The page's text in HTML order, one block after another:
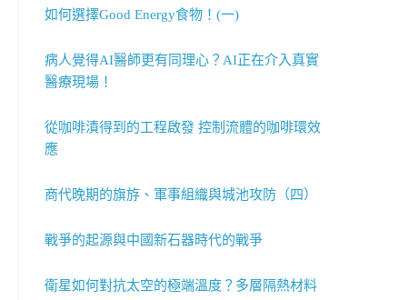
如何選擇Good Energy食物！(一)
病人覺得AI醫師更有同理心？AI正在介入真實
醫療現場！
從咖啡漬得到的工程啟發 控制流體的咖啡環效
應
商代晚期的旗斿、軍事組織與城池攻防（四）
戰爭的起源與中國新石器時代的戰爭
衛星如何對抗太空的極端溫度？多層隔熱材料